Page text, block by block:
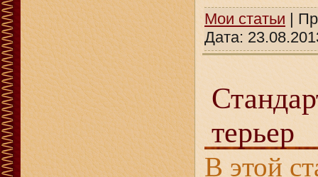
Мои статьи |
Дата:
терьер
В этой